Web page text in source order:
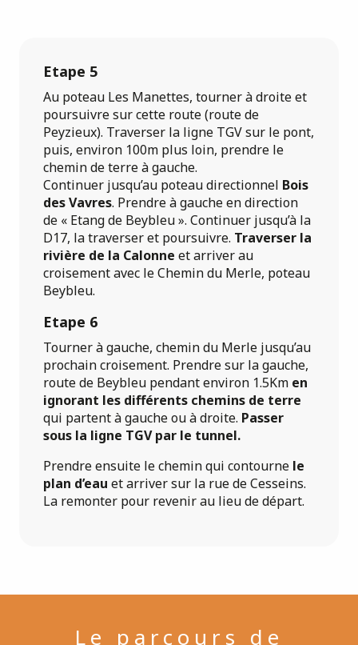
Etape 5
Au poteau Les Manettes, tourner à droite et
poursuivre sur cette route (route de
Peyzieux). Traverser la ligne TGV sur le pont,
puis, environ 100m plus loin, prendre le
chemin de terre à gauche.
Continuer jusqu’au poteau directionnel Bois
des Vavres. Prendre à gauche en direction
de « Etang de Beybleu ». Continuer jusqu’à la
D17, la traverser et poursuivre. Traverser la
rivière de la Calonne et arriver au
croisement avec le Chemin du Merle, poteau
Beybleu.
Etape 6
Tourner à gauche, chemin du Merle jusqu’au
prochain croisement. Prendre sur la gauche,
route de Beybleu pendant environ 1.5Km en
ignorant les différents chemins de terre
qui partent à gauche ou à droite. Passer
sous la ligne TGV par le tunnel.
Prendre ensuite le chemin qui contourne le
plan d’eau et arriver sur la rue de Cesseins.
La remonter pour revenir au lieu de départ.
Le parcours de